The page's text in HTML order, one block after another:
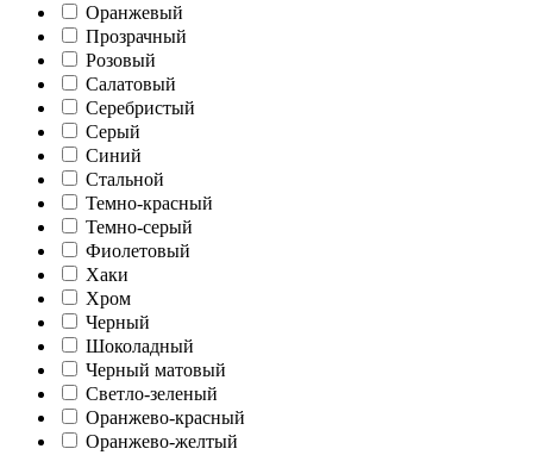
Оранжевый
Прозрачный
Розовый
Салатовый
Серебристый
Серый
Синий
Стальной
Темно-красный
Темно-серый
Фиолетовый
Хаки
Хром
Черный
Шоколадный
Черный матовый
Светло-зеленый
Оранжево-красный
Оранжево-желтый